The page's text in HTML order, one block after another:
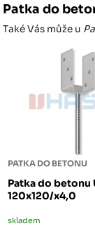
Patka do
Také Vás může u
PATKA DO BETONU
Patka do betonu
120x120/x4,0
skladem